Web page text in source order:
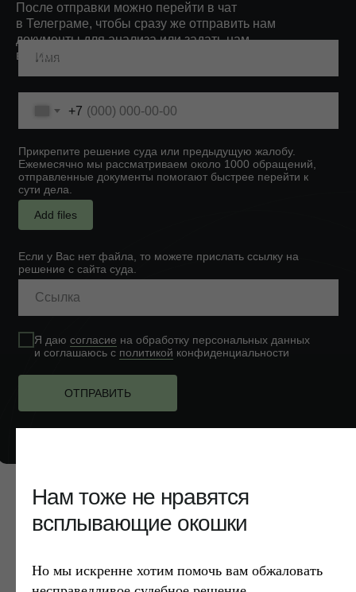
Нам тоже не нравятся
всплывающие окошки
Но мы искренне хотим помочь вам обжаловать
+7
Прикрепите решение суда или предыдущую жалобу.
Ежемесячно мы рассматриваем около 1000 обращений,
отправленные документы помогают быстрее перейти к
сути дела.
Add files
Если у Вас нет файла, то можете прислать ссылку на
решение с сайта суда.
Я даюсогласие на обработку персональных данных
и соглашаюсь c политикой конфиденциальности
ОТПРАВИТЬ
После отправки можно перейти в чат
в Телеграме, чтобы сразу же отправить нам
документы для анализа или задать нам
вопросы.